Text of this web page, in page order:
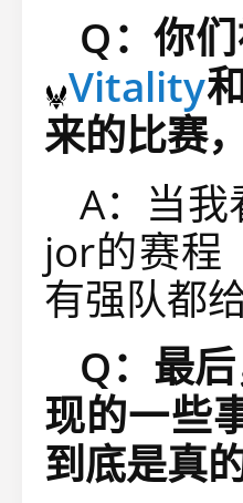
Q：你
Vitality
来的比赛
A：当
jor的赛程
有强队都
Q：最
现的一些
到底是真